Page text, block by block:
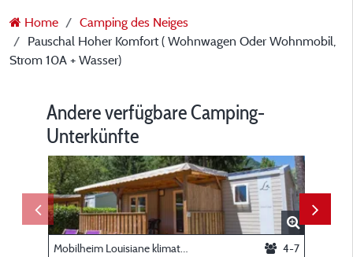
Home
Camping des Neiges
Pauschal Hoher Komfort ( Wohnwagen Oder Wohnmobil,
Strom 10A + Wasser)
Andere verfügbare Camping-
Unterkünfte
4-7